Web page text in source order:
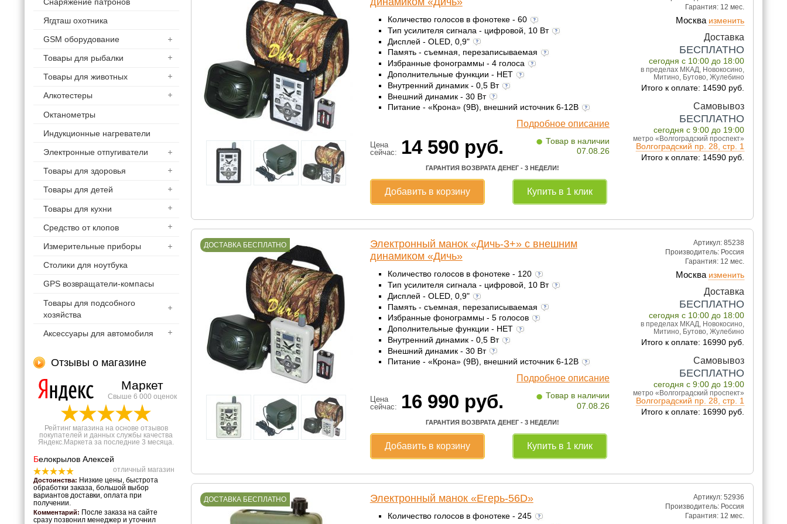
Ягдташ охотника
GSM оборудование
Товары для рыбалки
Товары для животных
Алкотестеры
Октанометры
Индукционные нагреватели
Электронные отпугиватели
Товары для здоровья
Товары для детей
Товары для кухни
Средство от клопов
Измерительные приборы
Столики для ноутбука
GPS возвращатели-компасы
Товары для подсобного
хозяйства
Аксессуары для автомобиля
Отзывы о магазине
Маркет
Свыше 6 000 оценок
Рейтинг магазина на основе отзывов
покупателей и данных службы качества
Яндекс.Маркета за последние 3 месяца.
Белокрылов Алексей
отличный магазин
Достоинства: Низкие цены, быстрота
обработки заказа, большой выбор
вариантов доставки, оплата при
получении.
Комментарий: После заказа на сайте
сразу позвонил менеджер и уточнил
Гарантия: 12 мес.
Москва изменить
Доставка
БЕСПЛАТНО
сегодня с 10:00 до 18:00
в пределах МКАД, Новокосино,
Митино, Бутово, Жулебино
Итого к оплате: 14590 руб.
Самовывоз
БЕСПЛАТНО
сегодня с 9:00 до 19:00
метро «Волгоградский проспект»
Волгоградский пр. 28, стр. 1
Итого к оплате: 14590 руб.
Количество голосов в фонотеке - 60
Тип усилителя сигнала - цифровой, 10 Вт
Дисплей - OLED, 0,9"
Память - съемная, перезаписываемая
Избранные фонограммы - 4 голоса
Дополнительные функции - НЕТ
Внутренний динамик - 0,5 Вт
Внешний динамик - 30 Вт
Питание - «Крона» (9В), внешний источник 6-12В
Подробное описание
Цена
сейчас:
14 590 руб. • Товар в наличии
07.08.26
ГАРАНТИЯ ВОЗВРАТА ДЕНЕГ - 3 НЕДЕЛИ!
Добавить в корзину Купить в 1 клик
ДОСТАВКА БЕСПЛАТНО
Артикул: 85238
Производитель: Россия
Гарантия: 12 мес.
Москва изменить
Доставка
БЕСПЛАТНО
сегодня с 10:00 до 18:00
в пределах МКАД, Новокосино,
Митино, Бутово, Жулебино
Итого к оплате: 16990 руб.
Самовывоз
БЕСПЛАТНО
сегодня с 9:00 до 19:00
метро «Волгоградский проспект»
Волгоградский пр. 28, стр. 1
Итого к оплате: 16990 руб.
Электронный манок «Дичь-3+» с внешним
динамиком «Дичь»
Количество голосов в фонотеке - 120
Тип усилителя сигнала - цифровой, 10 Вт
Дисплей - OLED, 0,9"
Память - съемная, перезаписываемая
Избранные фонограммы - 5 голосов
Дополнительные функции - НЕТ
Внутренний динамик - 0,5 Вт
Внешний динамик - 30 Вт
Питание - «Крона» (9В), внешний источник 6-12В
Подробное описание
Цена
сейчас:
16 990 руб. • Товар в наличии
07.08.26
ГАРАНТИЯ ВОЗВРАТА ДЕНЕГ - 3 НЕДЕЛИ!
Добавить в корзину Купить в 1 клик
ДОСТАВКА БЕСПЛАТНО
Артикул: 52936
Производитель: Россия
Гарантия: 12 мес.
Электронный манок «Егерь-56D»
Количество голосов в фонотеке - 245